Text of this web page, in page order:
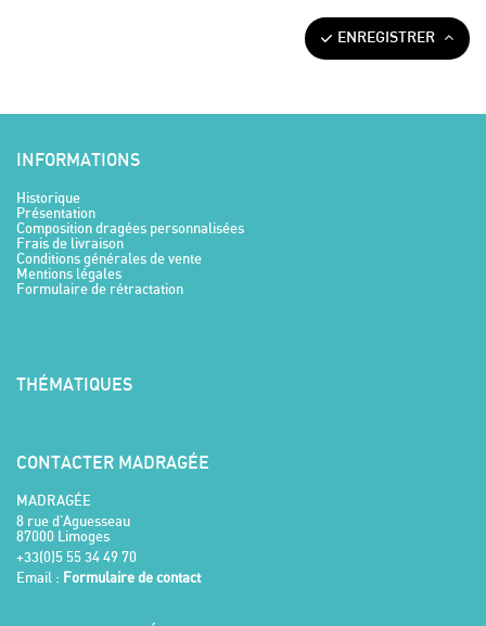
ENREGISTRER
INFORMATIONS
Historique
Présentation
Composition dragées personnalisées
Frais de livraison
Conditions générales de vente
Mentions légales
Formulaire de rétractation
THÉMATIQUES
CONTACTER MADRAGÉE
MADRAGÉE
8 rue d'Aguesseau
87000 Limoges
+33(0)5 55 34 49 70
Email : Formulaire de contact